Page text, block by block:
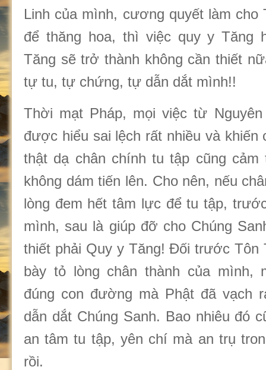
Linh của mình, cương quyết làm cho
để thăng hoa, thì việc quy y Tăng
Tăng sẽ trở thành không cần thiết
tự tu, tự chứng, tự dẫn dắt mình!!
Thời mạt Pháp, mọi việc từ
được hiểu sai lệch rất nhiều và khiến
thật dạ chân chính tu tập cũng
không dám tiến lên. Cho nên, nếu
lòng đem hết tâm lực để tu tập,
mình, sau là giúp đỡ cho Chúng
thiết phải Quy y Tăng! Đối trước Tôn
bày tỏ lòng chân thành của mình,
đúng con đường mà Phật đã vạch
dẫn dắt Chúng Sanh. Bao nhiêu đó
an tâm tu tập, yên chí mà an trụ
rồi.